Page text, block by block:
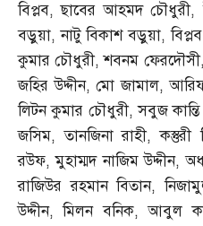
বিপ্লব,ছাবের আহমদ চৌধুরী,
বড়ুয়া,নাটু বিকাশ বড়ুয়া,
কুমার চৌধুরী,শবনম ফেরদৌসী
জহির উদ্দীন, মো জামাল,
লিটন কুমার চৌধুরী,সবুজ কান্তি
জসিম,তানজিনা রাহী,কস্তুরী
রউফ,মুহাম্মদ নাজিম উদ্দীন,
রাজিউর রহমান বিতান,
উদ্দীন,মিলন বনিক,আবুল